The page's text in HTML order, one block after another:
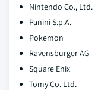
Nintendo Co., Ltd.
Panini S.p.A.
Pokemon
Ravensburger AG
Square Enix
Tomy Co. Ltd.